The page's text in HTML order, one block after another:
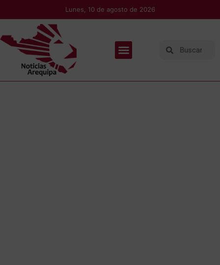
Lunes, 10 de agosto de 2026